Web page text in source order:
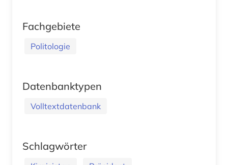
Fachgebiete
Politologie
Datenbanktypen
Volltextdatenbank
Schlagwörter